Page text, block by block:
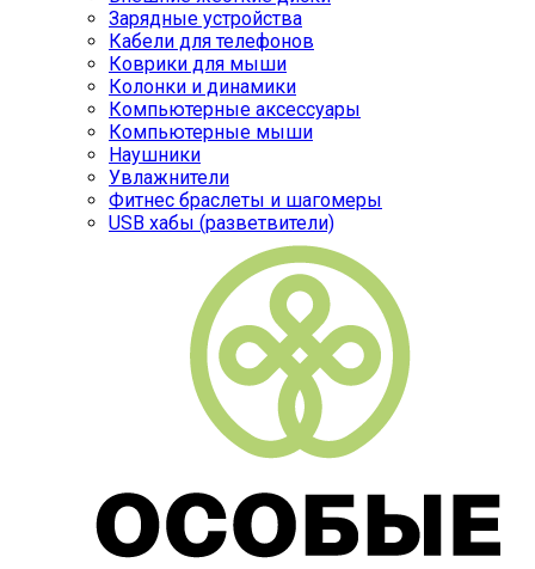
Зарядные устройства
Кабели для телефонов
Коврики для мыши
Колонки и динамики
Компьютерные аксессуары
Компьютерные мыши
Наушники
Увлажнители
Фитнес браслеты и шагомеры
USB хабы (разветвители)